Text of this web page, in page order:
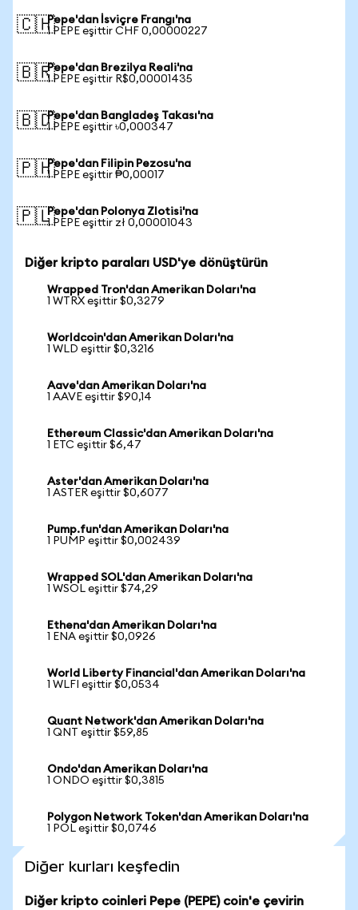
🇨🇭Pepe'dan İsviçre Frangı'na
1 PEPE eşittir CHF 0,00000227
🇧🇷Pepe'dan Brezilya Reali'na
1 PEPE eşittir R$0,00001435
🇧🇩Pepe'dan Bangladeş Takası'na
1 PEPE eşittir ৳0,000347
🇵🇭Pepe'dan Filipin Pezosu'na
1 PEPE eşittir ₱0,00017
🇵🇱Pepe'dan Polonya Zlotisi'na
1 PEPE eşittir zł 0,00001043
Diğer kripto paraları USD'ye dönüştürün
Wrapped Tron'dan Amerikan Doları'na
1 WTRX eşittir $0,3279
Worldcoin'dan Amerikan Doları'na
1 WLD eşittir $0,3216
Aave'dan Amerikan Doları'na
1 AAVE eşittir $90,14
Ethereum Classic'dan Amerikan Doları'na
1 ETC eşittir $6,47
Aster'dan Amerikan Doları'na
1 ASTER eşittir $0,6077
Pump.fun'dan Amerikan Doları'na
1 PUMP eşittir $0,002439
Wrapped SOL'dan Amerikan Doları'na
1 WSOL eşittir $74,29
Ethena'dan Amerikan Doları'na
1 ENA eşittir $0,0926
World Liberty Financial'dan Amerikan Doları'na
1 WLFI eşittir $0,0534
Quant Network'dan Amerikan Doları'na
1 QNT eşittir $59,85
Ondo'dan Amerikan Doları'na
1 ONDO eşittir $0,3815
Polygon Network Token'dan Amerikan Doları'na
1 POL eşittir $0,0746
Diğer kurları keşfedin
Diğer kripto coinleri Pepe (PEPE) coin'e çevirin